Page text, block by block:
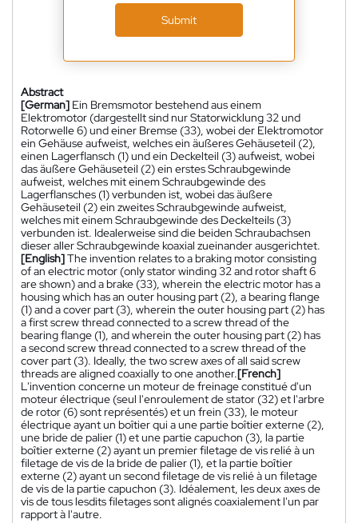
Submit
Abstract
[German] Ein Bremsmotor bestehend aus einem
Elektromotor (dargestellt sind nur Statorwicklung 32 und
Rotorwelle 6) und einer Bremse (33), wobei der Elektromotor
ein Gehäuse aufweist, welches ein äußeres Gehäuseteil (2),
einen Lagerflansch (1) und ein Deckelteil (3) aufweist, wobei
das äußere Gehäuseteil (2) ein erstes Schraubgewinde
aufweist, welches mit einem Schraubgewinde des
Lagerflansches (1) verbunden ist, wobei das äußere
Gehäuseteil (2) ein zweites Schraubgewinde aufweist,
welches mit einem Schraubgewinde des Deckelteils (3)
verbunden ist. Idealerweise sind die beiden Schraubachsen
dieser aller Schraubgewinde koaxial zueinander ausgerichtet.
[English]The invention relates to a braking motor consisting
of an electric motor (only stator winding 32 and rotor shaft 6
are shown) and a brake (33), wherein the electric motor has a
housing which has an outer housing part (2), a bearing flange
(1) and a cover part (3), wherein the outer housing part (2) has
a first screw thread connected to a screw thread of the
bearing flange (1), and wherein the outer housing part (2) has
a second screw thread connected to a screw thread of the
cover part (3). Ideally, the two screw axes of all said screw
threads are aligned coaxially to one another.[French]
L'invention concerne un moteur de freinage constitué d'un
moteur électrique (seul l'enroulement de stator (32) et l'arbre
de rotor (6) sont représentés) et un frein (33), le moteur
électrique ayant un boîtier qui a une partie boîtier externe (2),
une bride de palier (1) et une partie capuchon (3), la partie
boîtier externe (2) ayant un premier filetage de vis relié à un
filetage de vis de la bride de palier (1), et la partie boîtier
externe (2) ayant un second filetage de vis relié à un filetage
de vis de la partie capuchon (3). Idéalement, les deux axes de
vis de tous lesdits filetages sont alignés coaxialement l'un par
rapport à l'autre.